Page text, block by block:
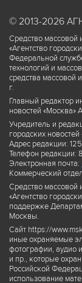
© 2013-2026
Средство массовой
«Агентство
Федеральной
технологий и
средства
г.
Главный редактор
новостей «Москва»
Учредитель и
городских
Адрес редакции:
Телефон редакции:
Электронная почта:
Коммерческий
Средство массовой
«Агентство
поддержке
Москвы.
Сайт https://
иные охраняемые
фотографии, аудио
и пр., которые
Российской
использование